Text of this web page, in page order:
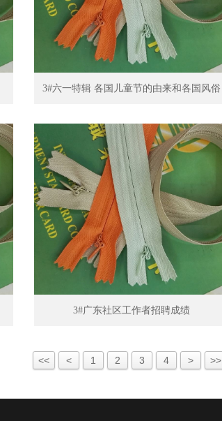
3#六一特辑 各国儿童节的由来和各国风俗
3#广东社区工作者招聘成绩
<< < 1 2 3 4 > >>